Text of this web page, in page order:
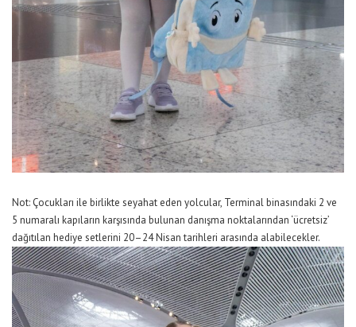
Not: Çocukları ile birlikte seyahat eden yolcular, Terminal binasındaki 2 ve
5 numaralı kapıların karşısında bulunan danışma noktalarından ‘ücretsiz’
dağıtılan hediye setlerini 20–24 Nisan tarihleri arasında alabilecekler.